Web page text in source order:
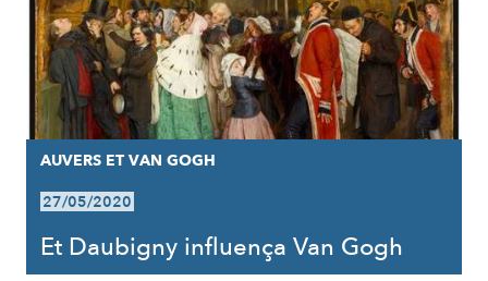
AUVERS ET VAN GOGH
27/05/2020
Et Daubigny influença Van Gogh